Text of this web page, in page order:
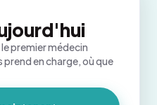
premier médecin
en charge, où que